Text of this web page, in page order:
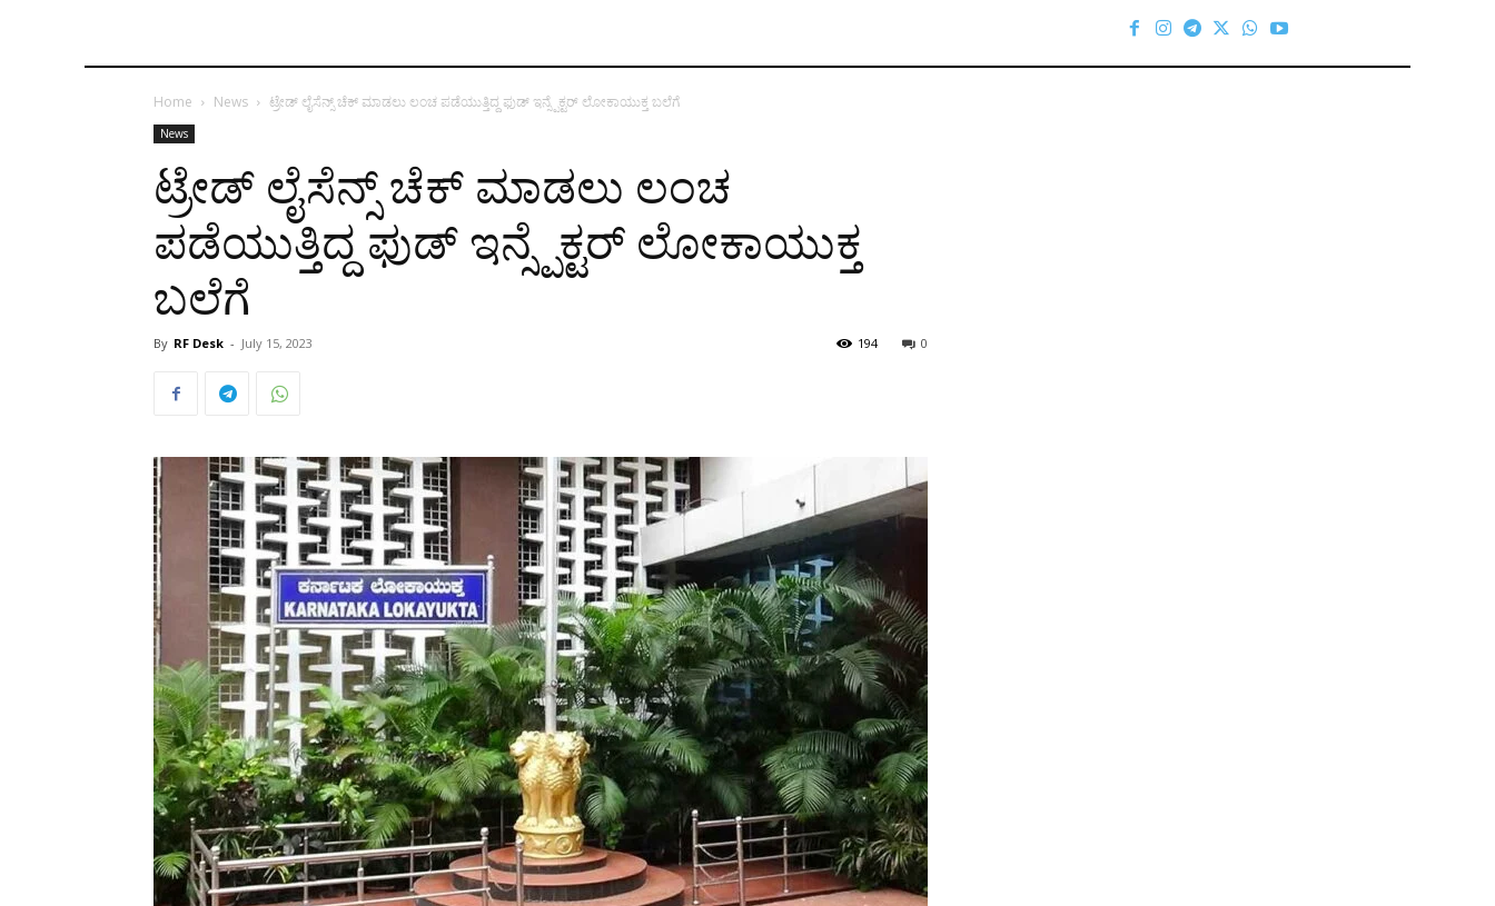
Home News ಟ್ರೇಡ್ ಲೈಸೆನ್ಸ್ ಚೆಕ್ ಮಾಡಲು ಲಂಚ ಪಡೆಯುತ್ತಿದ್ದ ಫುಡ್ ಇನ್ಸ್ಪೆಕ್ಟರ್ ಲೋಕಾಯುಕ್ತ ಬಲೆಗೆ
News
ಟ್ರೇಡ್ ಲೈಸೆನ್ಸ್ ಚೆಕ್ ಮಾಡಲು ಲಂಚ
ಪಡೆಯುತ್ತಿದ್ದ ಫುಡ್ ಇನ್ಸ್ಪೆಕ್ಟರ್ ಲೋಕಾಯುಕ್ತ
ಬಲೆಗೆ
By RF Desk - July 15, 2023 0
194